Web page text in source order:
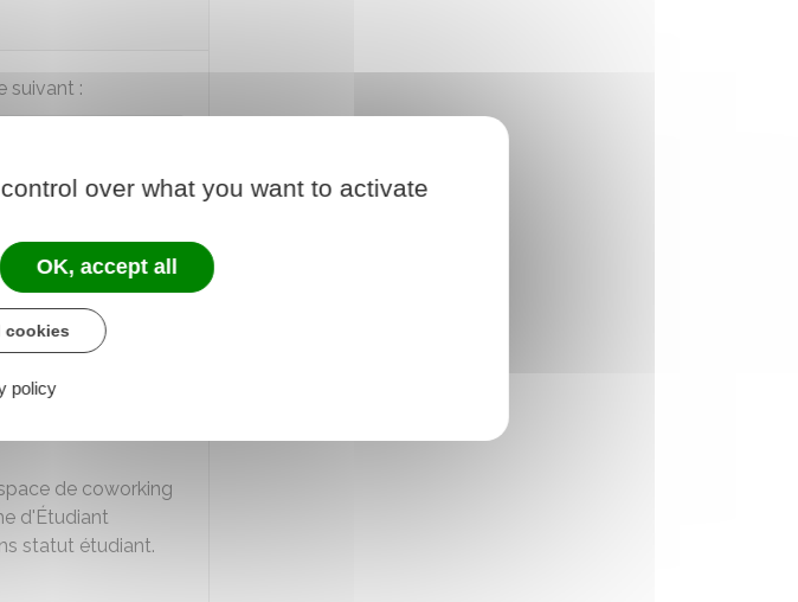
suivant :
national
projet
de coworking
d'Étudiant
statut étudiant.
over what you want to activate
OK, accept all
cookies
policy